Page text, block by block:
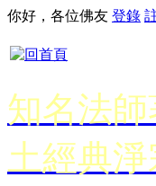
你好，各位佛友 登錄
知名法
土經典